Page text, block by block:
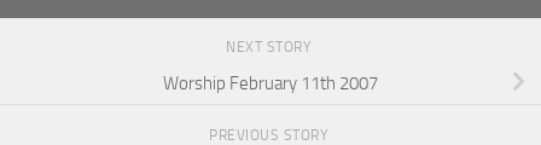
NEXT STORY
Worship February 11th 2007
PREVIOUS STORY